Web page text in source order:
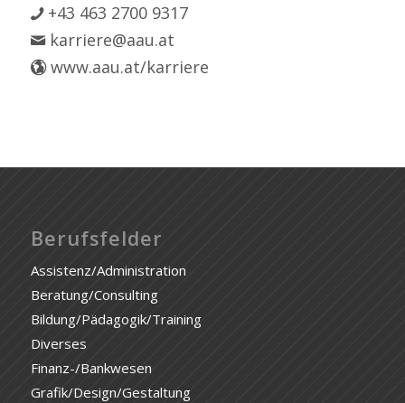
+43 463 2700 9317
karriere@aau.at
www.aau.at/karriere
Berufsfelder
Assistenz/Administration
Beratung/Consulting
Bildung/Pädagogik/Training
Diverses
Finanz-/Bankwesen
Grafik/Design/Gestaltung